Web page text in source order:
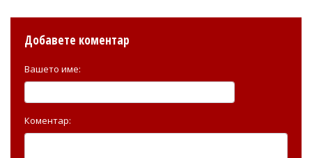
Добавете коментар
Вашето име:
Коментар: